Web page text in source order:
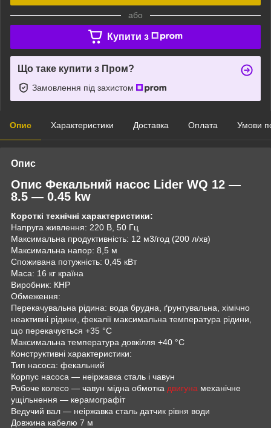
або
Купити з
Що таке купити з Пром?
Замовлення під захистом
Опис Характеристики Доставка Оплата Умови
Опис
Опис Фекальний насос Lider WQ 12 —
8.5 — 0.45 kw
Короткі технічні характеристики:
Напруга живлення: 220 В, 50 Гц
Максимальна продуктивність: 12 м3/год (200 л/хв)
Максимальна напор: 8,5 м
Споживана потужність: 0,45 кВт
Маса: 16 кг країна
Виробник: КНР
Обмеження:
Перекачувальна рідина: вода брудна, ґрунтувальна, хімічно
неактивні рідини, фекалії максимальна температура рідини,
що перекачується +35 °C
Максимальна температура довкілля +40 °C
Конструктивні характеристики:
Тип насоса: фекальний
Корпус насоса — неіржавка сталь і чавун
Робоче колесо — чавун мідна обмотка двигуна механічне
ущільнення — керамографіт
Ведучий вал — неіржавка сталь датчик рівня води
Довжина кабелю 7 м